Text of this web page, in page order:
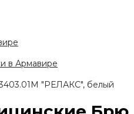
в Армавире
"РЕЛАКС", белый